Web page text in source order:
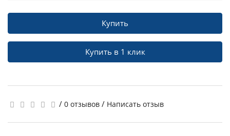
Купить
Купить в 1 клик
/ 0 отзывов / Написать отзыв